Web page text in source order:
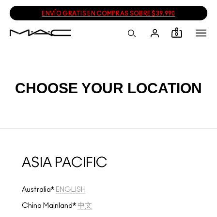
ENVÍO GRATIS EN COMPRAS SOBRE $39.990
0
CHOOSE YOUR LOCATION
ASIA PACIFIC
Australia* ENGLISH
China Mainland* 中文